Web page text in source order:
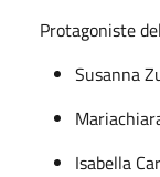
Protagoniste
Susanna
Isabella